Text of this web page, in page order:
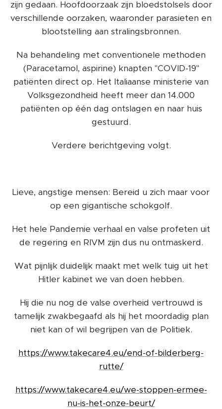
zijn gedaan. Hoofdoorzaak zijn bloedstolsels door
verschillende oorzaken, waaronder parasieten en
blootstelling aan stralingsbronnen.
Na behandeling met conventionele methoden
(Paracetamol, aspirine) knapten "COVID-19"
patiënten direct op. Het Italiaanse ministerie van
Volksgezondheid heeft meer dan 14.000
patiënten op één dag ontslagen en naar huis
gestuurd.
Verdere berichtgeving volgt.
Lieve, angstige mensen: Bereid u zich maar voor
op een gigantische schokgolf.
Het hele Pandemie verhaal en valse profeten uit
de regering en RIVM zijn dus nu ontmaskerd.
Wat pijnlijk duidelijk maakt met welk tuig uit het
Hitler kabinet we van doen hebben.
Hij die nu nog de valse overheid vertrouwd is
tamelijk zwakbegaafd als hij het moordadig plan
niet kan of wil begrijpen van de Politiek.
https://www.takecare4.eu/end-of-bilderberg-
rutte/
https://www.takecare4.eu/we-stoppen-ermee-
nu-is-het-onze-beurt/